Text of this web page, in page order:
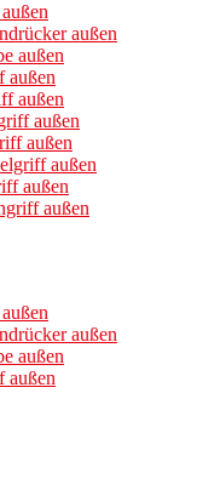
außen
außen
außen
außen
außen
außen
außen
außen
außen
außen
außen
außen